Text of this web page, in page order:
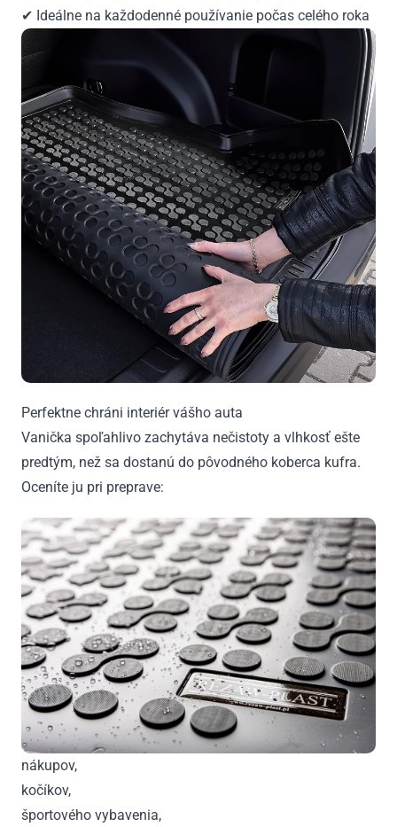
✔ Ideálne na každodenné používanie počas celého roka
Perfektne chráni interiér vášho auta
Vanička spoľahlivo zachytáva nečistoty a vlhkosť ešte
predtým, než sa dostanú do pôvodného koberca kufra.
Oceníte ju pri preprave:
nákupov,
kočíkov,
športového vybavenia,